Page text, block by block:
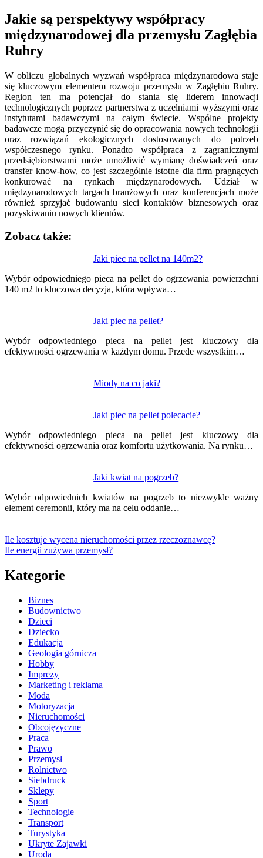
Jakie są perspektywy współpracy
międzynarodowej dla przemysłu Zagłębia
Ruhry
W obliczu globalnych wyzwań współpraca międzynarodowa staje
się kluczowym elementem rozwoju przemysłu w Zagłębiu Ruhry.
Region ten ma potencjał do stania się liderem innowacji
technologicznych poprzez partnerstwa z uczelniami wyższymi oraz
instytutami badawczymi na całym świecie. Wspólne projekty
badawcze mogą przyczynić się do opracowania nowych technologii
oraz rozwiązań ekologicznych dostosowanych do potrzeb
współczesnego rynku. Ponadto współpraca z zagranicznymi
przedsiębiorstwami może umożliwić wymianę doświadczeń oraz
transfer know-how, co jest szczególnie istotne dla firm pragnących
konkurować na rynkach międzynarodowych. Udział w
międzynarodowych targach branżowych oraz konferencjach może
również sprzyjać budowaniu sieci kontaktów biznesowych oraz
pozyskiwaniu nowych klientów.
Zobacz także:
Jaki piec na pellet na 140m2?
Wybór odpowiedniego pieca na pellet do ogrzewania powierzchni
140 m2 to kluczowa decyzja, która wpływa…
Jaki piec na pellet?
Wybór odpowiedniego pieca na pellet jest kluczowy dla
efektywności ogrzewania w każdym domu. Przede wszystkim…
Miody na co jaki?
Jaki piec na pellet polecacie?
Wybór odpowiedniego pieca na pellet jest kluczowy dla
efektywności ogrzewania oraz komfortu użytkowania. Na rynku…
Jaki kwiat na pogrzeb?
Wybór odpowiednich kwiatów na pogrzeb to niezwykle ważny
element ceremonii, który ma na celu oddanie…
wpisu
Ile kosztuje wycena nieruchomości przez rzeczoznawcę?
Ile energii zużywa przemysł?
Kategorie
Biznes
Budownictwo
Dzieci
Dziecko
Edukacja
Geologia górnicza
Hobby
Imprezy
Marketing i reklama
Moda
Motoryzacja
Nieruchomości
Obcojęzyczne
Praca
Prawo
Przemysł
Rolnictwo
Siebdruck
Sklepy
Sport
Technologie
Transport
Turystyka
Ukryte Zajawki
Uroda